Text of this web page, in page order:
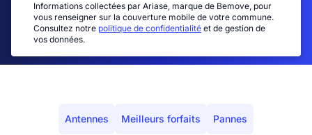
Informations collectées par Ariase, marque de Bemove, pour
vous renseigner sur la couverture mobile de votre commune.
Consultez notre politique de confidentialité et de gestion de
vos données.
Antennes Meilleurs forfaits Pannes